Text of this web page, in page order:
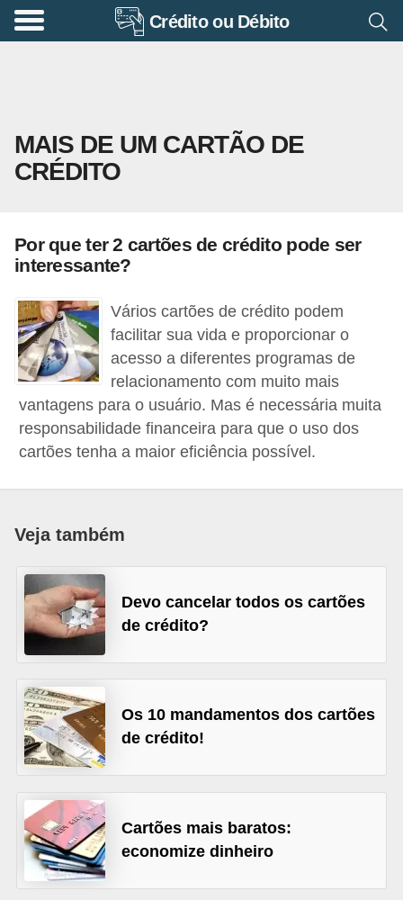
Crédito ou Débito
MAIS DE UM CARTÃO DE
CRÉDITO
Por que ter 2 cartões de crédito pode ser
interessante?
Vários cartões de crédito podem
facilitar sua vida e proporcionar o
acesso a diferentes programas de
relacionamento com muito mais
vantagens para o usuário. Mas é necessária muita
responsabilidade financeira para que o uso dos
cartões tenha a maior eficiência possível.
Veja também
Devo cancelar todos os cartões
de crédito?
Os 10 mandamentos dos cartões
de crédito!
Cartões mais baratos:
economize dinheiro
A
e
n
d
r
i
a
B
a
n
s
i
n
s
i
t
u
ç
õ
e
s